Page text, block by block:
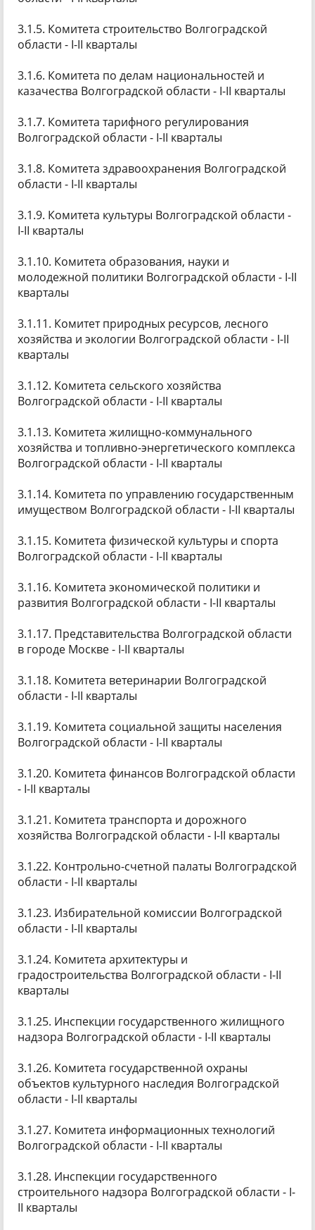
3.1.5. Комитета строительство Волгоградской
области - I-II кварталы
3.1.6. Комитета по делам национальностей и
казачества Волгоградской области - I-II кварталы
3.1.7. Комитета тарифного регулирования
Волгоградской области - I-II кварталы
3.1.8. Комитета здравоохранения Волгоградской
области - I-II кварталы
3.1.9. Комитета культуры Волгоградской области -
I-II кварталы
3.1.10. Комитета образования, науки и
молодежной политики Волгоградской области - I-II
кварталы
3.1.11. Комитет природных ресурсов, лесного
хозяйства и экологии Волгоградской области - I-II
кварталы
3.1.12. Комитета сельского хозяйства
Волгоградской области - I-II кварталы
3.1.13. Комитета жилищно-коммунального
хозяйства и топливно-энергетического комплекса
Волгоградской области - I-II кварталы
3.1.14. Комитета по управлению государственным
имуществом Волгоградской области - I-II кварталы
3.1.15. Комитета физической культуры и спорта
Волгоградской области - I-II кварталы
3.1.16. Комитета экономической политики и
развития Волгоградской области - I-II кварталы
3.1.17. Представительства Волгоградской области
в городе Москве - I-II кварталы
3.1.18. Комитета ветеринарии Волгоградской
области - I-II кварталы
3.1.19. Комитета социальной защиты населения
Волгоградской области - I-II кварталы
3.1.20. Комитета финансов Волгоградской области
- I-II кварталы
3.1.21. Комитета транспорта и дорожного
хозяйства Волгоградской области - I-II кварталы
3.1.22. Контрольно-счетной палаты Волгоградской
области - I-II кварталы
3.1.23. Избирательной комиссии Волгоградской
области - I-II кварталы
3.1.24. Комитета архитектуры и
градостроительства Волгоградской области - I-II
кварталы
3.1.25. Инспекции государственного жилищного
надзора Волгоградской области - I-II кварталы
3.1.26. Комитета государственной охраны
объектов культурного наследия Волгоградской
области - I-II кварталы
3.1.27. Комитета информационных технологий
Волгоградской области - I-II кварталы
3.1.28. Инспекции государственного
строительного надзора Волгоградской области - I-
II кварталы